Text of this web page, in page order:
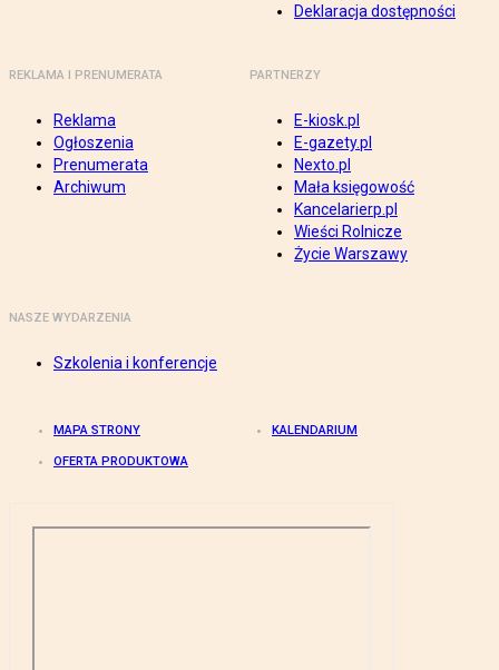
Deklaracja dostępności
REKLAMA I PRENUMERATA
Reklama
Ogłoszenia
Prenumerata
Archiwum
PARTNERZY
E-kiosk.pl
E-gazety.pl
Nexto.pl
Mała księgowość
Kancelarierp.pl
Wieści Rolnicze
Życie Warszawy
NASZE WYDARZENIA
Szkolenia i konferencje
MAPA STRONY KALENDARIUM
OFERTA PRODUKTOWA